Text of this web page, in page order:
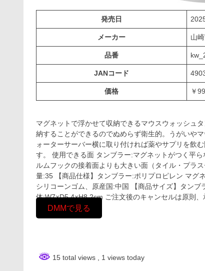
発売日
メーカー 山
品番
JANコード
価格 ￥
マグネットで浮かせて収納できるマウスウォッシュ
納することができるのでぬめらず衛生的。うがいや
ォーターサーバー横に取り付ければ薬やサプリを飲
す。 使用できる面 タンブラー:マグネットがつく平
ルムフックの接着面よりも大きい面（タイル・プラ
量:35 【商品仕様】タンブラー:ポリプロピレン マグ
シリコーンゴム、原産国:中国 【商品サイズ】タン
体:W7×D5.4×H8.2cm ご注文後のキャンセルは原則
DMMで見る
15 total views , 1 views today